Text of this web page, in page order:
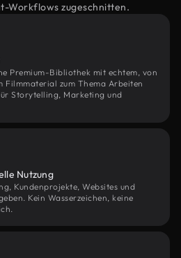
Workflows zugeschnitten.
Premium-Bibliothek mit echtem, von
Filmmaterial zum Thema Arbeiten
Storytelling, Marketing und
Nutzung
Kundenprojekte, Websites und
Kein Wasserzeichen, keine